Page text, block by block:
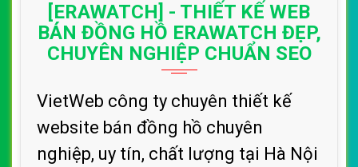
[ERAWATCH] - THIẾT KẾ WEB
BÁN ĐỒNG HỒ ERAWATCH ĐẸP,
CHUYÊN NGHIỆP CHUẨN SEO
VietWeb công ty chuyên thiết kế
website bán đồng hồ chuyên
nghiệp, uy tín, chất lượng tại Hà Nội